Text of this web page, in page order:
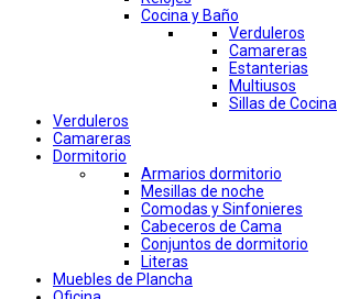
Cocina y Baño
Verduleros
Camareras
Estanterias
Multiusos
Sillas de Cocina
Verduleros
Camareras
Dormitorio
Armarios dormitorio
Mesillas de noche
Comodas y Sinfonieres
Cabeceros de Cama
Conjuntos de dormitorio
Literas
Muebles de Plancha